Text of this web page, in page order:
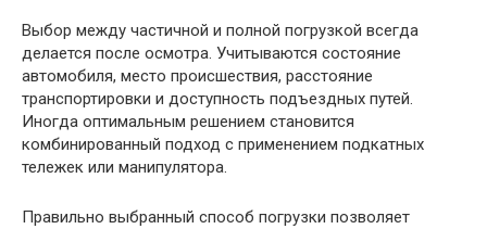
Выбор между частичной и полной погрузкой всегда
делается после осмотра. Учитываются состояние
автомобиля, место происшествия, расстояние
транспортировки и доступность подъездных путей.
Иногда оптимальным решением становится
комбинированный подход с применением подкатных
тележек или манипулятора.
Правильно выбранный способ погрузки позволяет